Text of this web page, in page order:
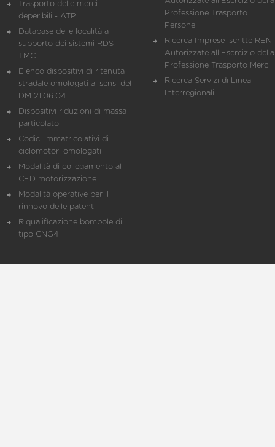
Trasporto delle merci
deperibili - ATP
Database delle località a
supporto dei sistemi RDS
TMC
Elenco dispositivi di ritenuta
stradale omologati ai sensi del
DM 21.06.04
Dispositivi riduzioni di massa
particolato
Codici immatricolativi di
ciclomotori omologati
Modalità di collegamento al
CED motorizzazione
Modalità operative per il
rinnovo delle patenti
Riqualificazione bombole di
tipo CNG4
Professione Trasporto
Persone
Ricerca Imprese iscritte REN
Autorizzate all'Esercizio della
Professione Trasporto Merci
Ricerca Servizi di Linea
Interregionali